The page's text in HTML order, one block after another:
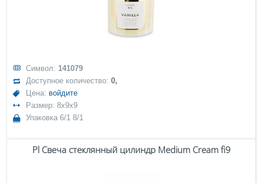
Символ: 141079
Доступное количество:0,
Цена: войдите
Размер: 8x9x9
Упаковка 6/1 8/1
Pl Свеча стеклянный цилиндр Medium Cream fi9